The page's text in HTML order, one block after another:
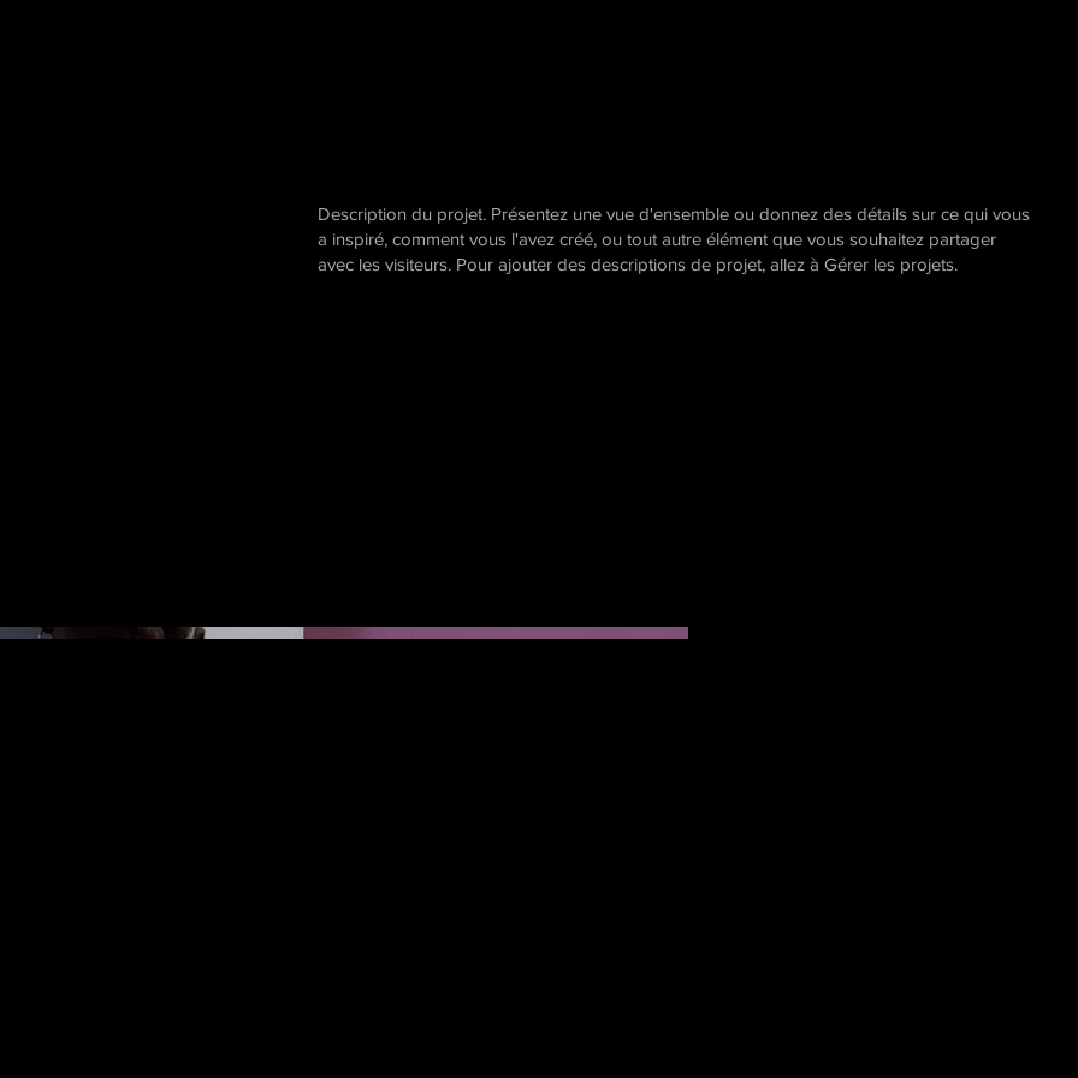
Description du projet. Présentez une vue d'ensemble ou donnez des détails sur ce qui vous
a inspiré, comment vous l'avez créé, ou tout autre élément que vous souhaitez partager
avec les visiteurs. Pour ajouter des descriptions de projet, allez à Gérer les projets.